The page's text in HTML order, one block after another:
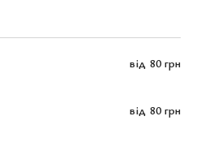
від 80 грн
від 80 грн